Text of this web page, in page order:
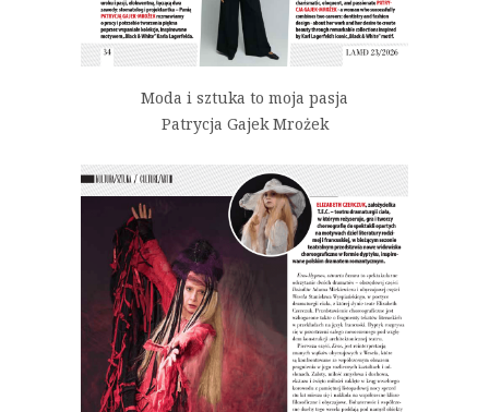
Moda i sztuka to moja pasja
Patrycja Gajek Mrożek